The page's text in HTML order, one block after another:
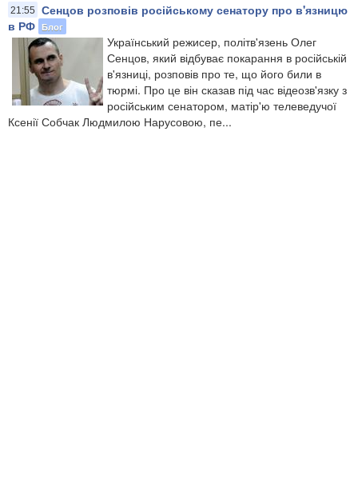
21:55
Сенцов розповів російському сенатору про в'язницю
в РФ Блог
Український режисер, політв'язень Олег
Сенцов, який відбуває покарання в російській
в'язниці, розповів про те, що його били в
тюрмі. Про це він сказав під час відеозв'язку з
російським сенатором, матір'ю телеведучої
Ксенії Собчак Людмилою Нарусовою, пе...